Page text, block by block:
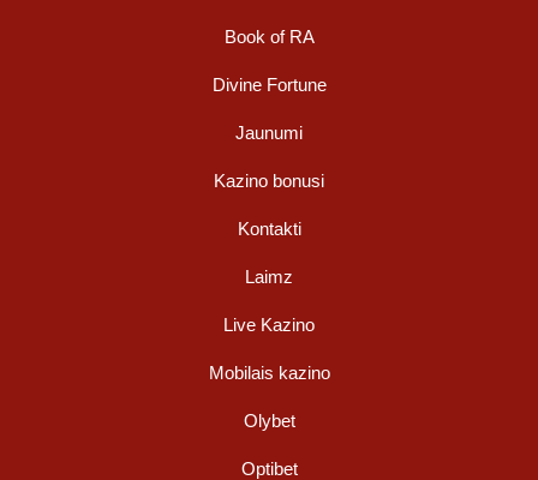
Book of RA
Divine Fortune
Jaunumi
Kazino bonusi
Kontakti
Laimz
Live Kazino
Mobilais kazino
Olybet
Optibet